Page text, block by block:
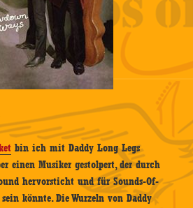
bin ich mit Daddy Long Legs
einen Musiker gestolpert, der durch
hervorsticht und für Sounds-Of-
könnte. Die Wurzeln von Daddy